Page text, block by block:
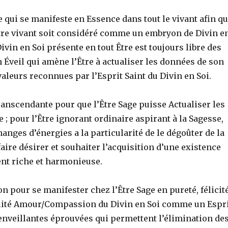
qui se manifeste en Essence dans tout le vivant afin
vivant soit considéré comme un embryon de Divin
en Soi présente en tout Être est toujours libre des
qui amène l’Être à actualiser les données de son
reconnues par l’Esprit Saint du Divin en Soi.
pour que l’Être Sage puisse Actualiser les
; pour l’Être ignorant ordinaire aspirant à la Sagesse,
d’énergies a la particularité de le dégoûter de la
désirer et souhaiter l’acquisition d’une existence
riche et harmonieuse.
pour se manifester chez l’Être Sage en pureté,
Amour/Compassion du Divin en Soi comme un
éprouvées qui permettent l’élimination